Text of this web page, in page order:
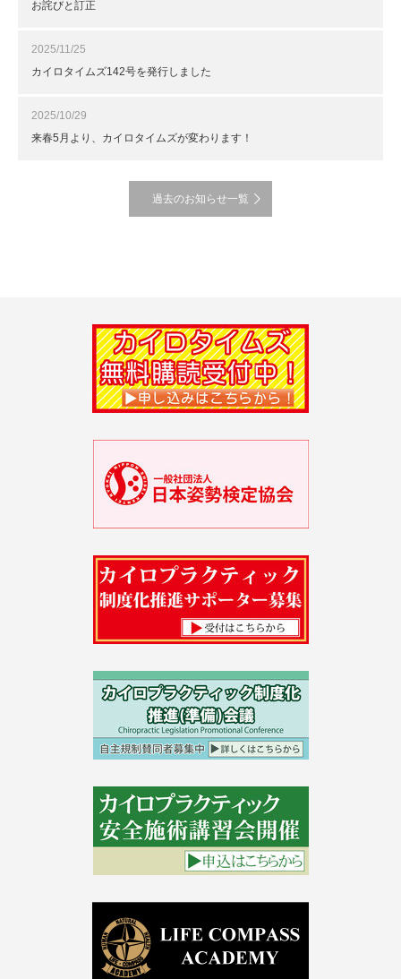
お詫びと訂正
2025/11/25
カイロタイムズ142号を発行しました
2025/10/29
来春5月より、カイロタイムズが変わります！
過去のお知らせ一覧